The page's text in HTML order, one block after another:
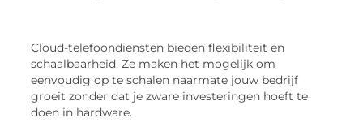
Cloud-telefoondiensten bieden flexibiliteit en
schaalbaarheid. Ze maken het mogelijk om
eenvoudig op te schalen naarmate jouw bedrijf
groeit zonder dat je zware investeringen hoeft te
doen in hardware.